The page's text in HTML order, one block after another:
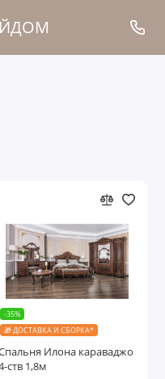
-35%
🎁 ДОСТАВКА И СБОРКА*
Илона караваджо
ств 1,8м